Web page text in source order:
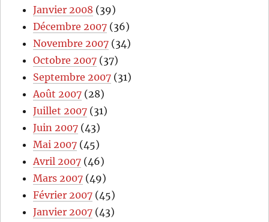
Janvier 2008 (39)
Décembre 2007 (36)
Novembre 2007 (34)
Octobre 2007 (37)
Septembre 2007 (31)
Août 2007 (28)
Juillet 2007 (31)
Juin 2007 (43)
Mai 2007 (45)
Avril 2007 (46)
Mars 2007 (49)
Février 2007 (45)
Janvier 2007 (43)